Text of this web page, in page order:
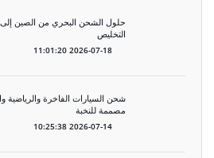
حلول الشحن البحري من الصين
التخليص
2026-07-18 11:01:20
شحن السيارات الفاخرة والرياضية
مصممة للنخبة
2026-07-14 10:25:38